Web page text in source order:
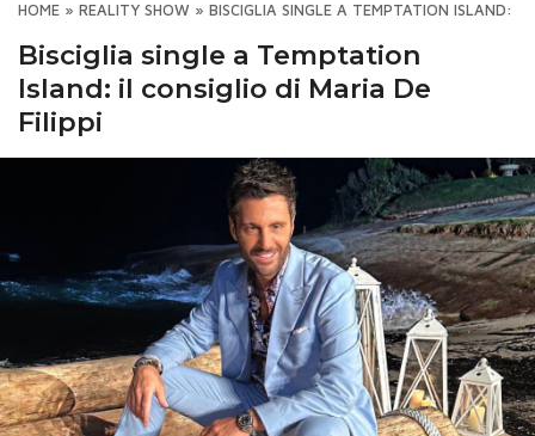
HOME » REALITY SHOW » BISCIGLIA SINGLE A TEMPTATION ISLAND:
Bisciglia single a Temptation
Island: il consiglio di Maria De
Filippi